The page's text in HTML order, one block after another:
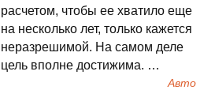
расчетом, чтобы ее хватило еще
на несколько лет, только кажется
неразрешимой. На самом деле
цель вполне достижима. …
Авто